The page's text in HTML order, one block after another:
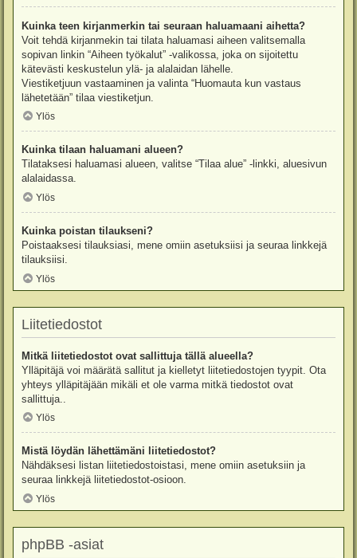
Kuinka teen kirjanmerkin tai seuraan haluamaani aihetta?
Voit tehdä kirjanmekin tai tilata haluamasi aiheen valitsemalla
sopivan linkin “Aiheen työkalut” -valikossa, joka on sijoitettu
kätevästi keskustelun ylä- ja alalaidan lähelle.
Viestiketjuun vastaaminen ja valinta “Huomauta kun vastaus
lähetetään” tilaa viestiketjun.
Ylös
Kuinka tilaan haluamani alueen?
Tilataksesi haluamasi alueen, valitse “Tilaa alue” -linkki, aluesivun
alalaidassa.
Ylös
Kuinka poistan tilaukseni?
Poistaaksesi tilauksiasi, mene omiin asetuksiisi ja seuraa linkkejä
tilauksiisi.
Ylös
Liitetiedostot
Mitkä liitetiedostot ovat sallittuja tällä alueella?
Ylläpitäjä voi määrätä sallitut ja kielletyt liitetiedostojen tyypit. Ota
yhteys ylläpitäjään mikäli et ole varma mitkä tiedostot ovat
sallittuja..
Ylös
Mistä löydän lähettämäni liitetiedostot?
Nähdäksesi listan liitetiedostoistasi, mene omiin asetuksiin ja
seuraa linkkejä liitetiedostot-osioon.
Ylös
phpBB -asiat